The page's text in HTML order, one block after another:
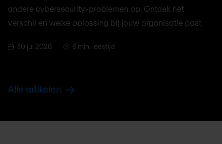
andere cybersecurity-problemen op. Ontdek het
verschil en welke oplossing bij jouw organisatie past.
30 jul 2026 6 min. leestijd
Alle artikelen